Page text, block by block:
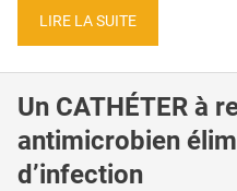
LIRE LA SUITE
Un CATHÉTER à
antimicrobien
d’infection